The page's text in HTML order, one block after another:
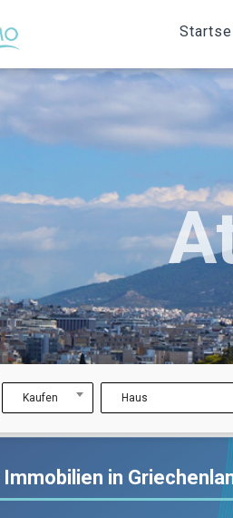
Kaufen Haus
Immobilien in